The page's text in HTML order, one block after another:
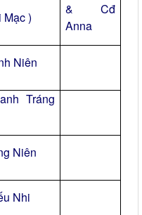
Mạc )
& Cđ
Anna
Niên
Tráng
Niên
Nhi